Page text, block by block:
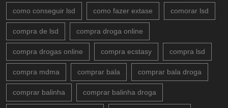
como conseguir lsd como fazer extase comorar lsd
compra de lsd compra droga online
compra drogas online compra ecstasy compra lsd
compra mdma comprar bala comprar bala droga
comprar balinha comprar balinha droga